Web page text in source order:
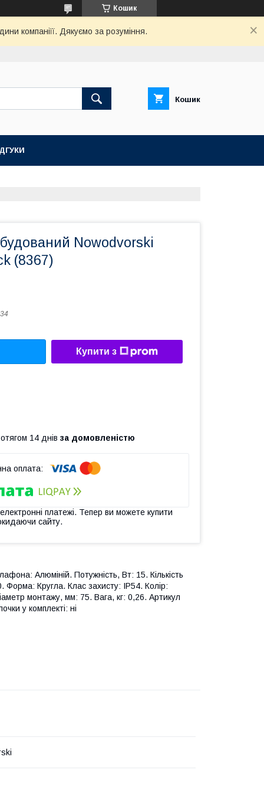
Кошик
компаніїї. Дякуємо за розуміння.
Кошик
Nowodvorski
(8367)
Купити з
14 днів за домовленістю
платежі. Тепер ви можете купити
сайту.
Алюміній. Потужність, Вт: 15. Кількість
Кругла. Клас захисту: IP54. Колір:
монтажу, мм: 75. Вага, кг: 0,26. Артикул
у комплекті: ні